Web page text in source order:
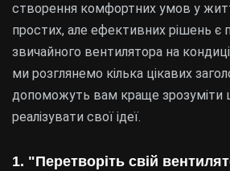
створення комфортних умов у
простих, але ефективних рішень є
звичайного вентилятора на
ми розглянемо кілька цікавих
допоможуть вам краще зрозуміти
реалізувати свої ідеї.
1. "Перетворіть свій